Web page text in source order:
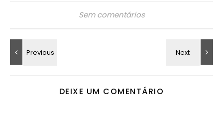
Sem comentários
DEIXE UM COMENTÁRIO